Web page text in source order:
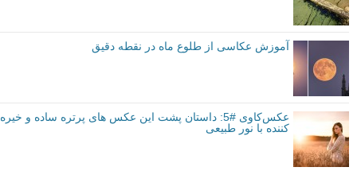
و کمی ویرایش روی عکس ها انجام دهم. من می خواستم این عکس یک
حسی را منتقل کند، شاید حس غم یا اندوه، که بیننده تعجب کند چرا من روی
آن ریل ها در وسط ناکجا آباد دراز کشیده ام و انتظار مرگم را می کشم
(عکسی که برای هر کسی طبیعی و نرمال نباشد). بعد از این که عکس ایجاد
شد، توانست چند نفری را با این باور که من واقعا بر روی ریل ها دراز کشیده
ام فریب دهد، اما گذشته از آن این تصویر دیگری بود که من واقعا برای
بیرون رفتن و گرفتن آن وقت گذاشتم.
با عکاسی دیجیتال ما می توانیم هر چقدر عکس که می خواهیم بگیریم، اما